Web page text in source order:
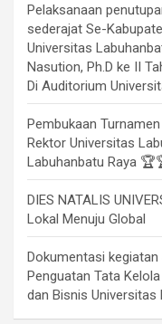
Pelaksanaan
sederajat Se-
Universitas
Nasution, Ph.D ke II
Di Auditorium
Pembukaan
Rektor Universitas
Labuhanbatu Raya
DIES NATALIS
Lokal Menuju Global
Dokumentasi
Penguatan Tata
dan Bisnis Universitas